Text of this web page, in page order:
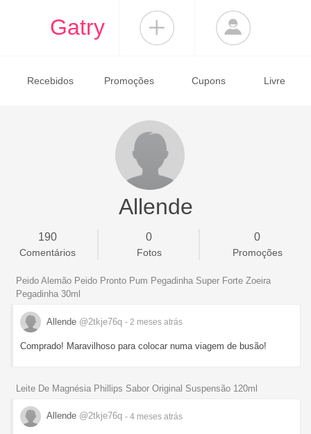
Gatry
Recebidos Promoções Cupons Livre
Allende
190
Comentários
0
Fotos
0
Promoções
Peido Alemão Peido Pronto Pum Pegadinha Super Forte Zoeira
Pegadinha 30ml
Allende @2tkje76q - 2 meses atrás
Comprado! Maravilhoso para colocar numa viagem de busão!
Leite De Magnésia Phillips Sabor Original Suspensão 120ml
Allende @2tkje76q - 4 meses atrás